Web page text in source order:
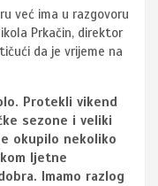
već ima u razgovoru
Prkačin, direktor
da je vrijeme na
Protekli vikend
sezone i veliki
okupilo nekoliko
ljetne
Imamo razlog